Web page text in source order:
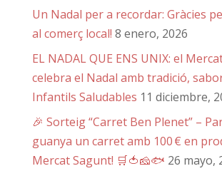
Un Nadal per a recordar: Gràcies
al comerç local! 8 enero, 2026
EL NADAL QUE ENS UNIX: el
celebra el Nadal amb tradició,
Infantils Saludables 11 diciembre,
🎉 Sorteig “Carret Ben Plenet” –
guanya un carret amb 100 € en
Mercat Sagunt! 🛒🍅🧀🐟 26 mayo,